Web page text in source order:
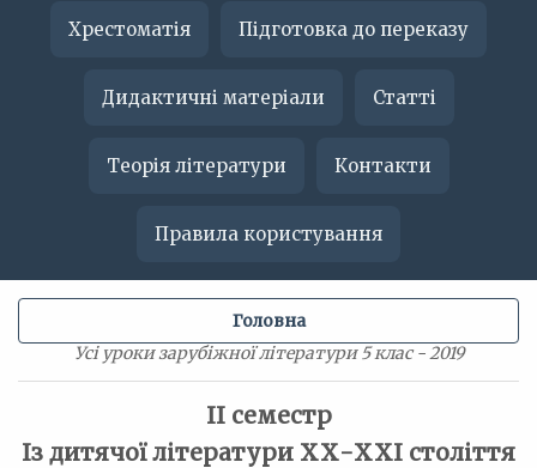
Хрестоматія Підготовка до переказу
Дидактичні матеріали Статті
Теорія літератури Контакти
Правила користування
Усі уроки зарубіжної літератури 5 клас - 2019
Головна
II семестр
Із дитячої літератури ХХ-ХХІ століття